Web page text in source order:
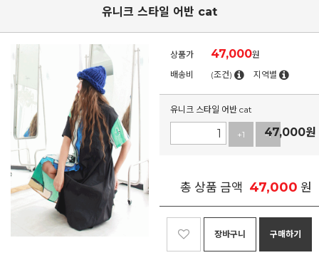
유니크 스타일 어반 cat
상품가 47,000원
배송비
(조건) 지역별
유니크 스타일 어반 cat
+1 -1
47,000원
총 상품 금액 47,000 원
장바구니 구매하기